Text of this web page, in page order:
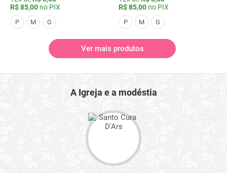
R$ 85,00 no PIX
P M G
R$ 85,00 no PIX
P M G
Ver mais produtos
A Igreja e a modéstia